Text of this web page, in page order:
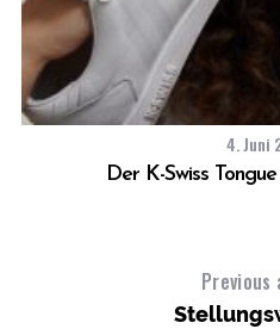
4. Juni
Der K-Swiss